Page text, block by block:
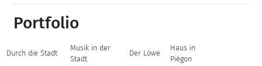
Portfolio
Durch die Stadt
Musik in der
Stadt
Der Löwe
Haus in
Piégon